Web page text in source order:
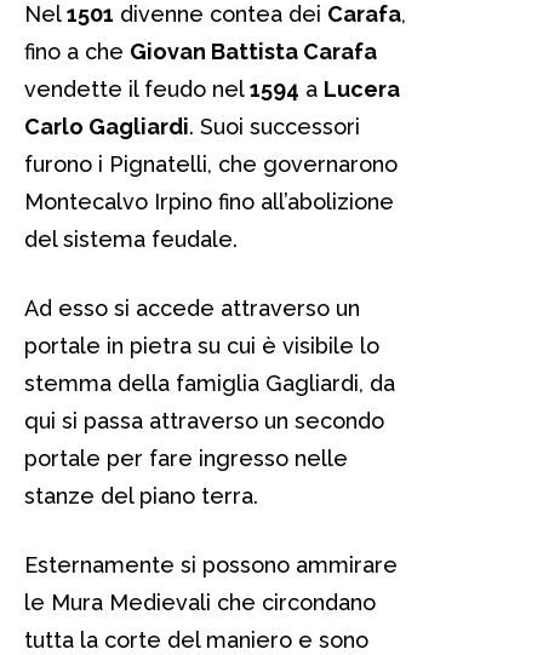
Nel1501 divenne contea dei Carafa,
fino a che Giovan Battista Carafa
vendette il feudo nel1594 a Lucera
Carlo Gagliardi. Suoi successori
furono i Pignatelli, che governarono
Montecalvo Irpino fino all’abolizione
del sistema feudale.
Ad esso si accede attraverso un
portale in pietra su cui è visibile lo
stemma della famiglia Gagliardi, da
qui si passa attraverso un secondo
portale per fare ingresso nelle
stanze del piano terra.
Esternamente si possono ammirare
le Mura Medievali che circondano
tutta la corte del maniero e sono